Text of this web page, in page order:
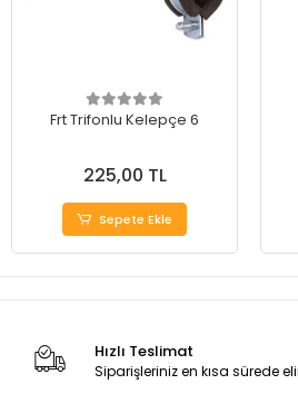
Frt Trifonlu Kelepçe 6
225,00 TL
Sepete Ekle
Hızlı Teslimat
Siparişleriniz en kısa sürede